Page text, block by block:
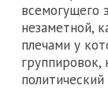
всемогущего
незаметной,
плечами у
группировок,